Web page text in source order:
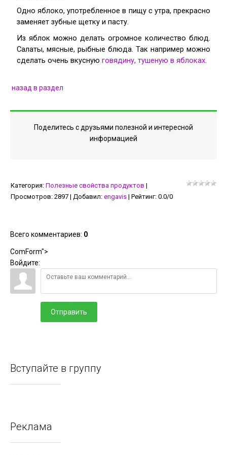
Одно яблоко, употребленное в пищу с утра, прекрасно
заменяет зубные щетку и пасту.
Из яблок можно делать огромное количество блюд.
Салаты, мясные, рыбные блюда. Так например можно
сделать очень вкусную говядину, тушеную в яблоках.
назад в раздел
Поделитесь с друзьями полезной и интересной
информацией
Категория: Полезные свойства продуктов |
Просмотров: 2897 | Добавил: engavis | Рейтинг: 0.0/0
Всего комментариев: 0
ComForm">
Войдите:
Отправить
Вступайте в группу
Реклама